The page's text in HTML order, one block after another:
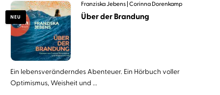
NEU
Franziska Jebens Corinna Dorenkamp
Über der Brandung
Ein lebensveränderndes Abenteuer. Ein Hörbuch voller
Optimismus, Weisheit und ...